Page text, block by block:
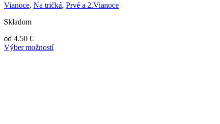
Vianoce, Na tričká, Prvé a 2.Vianoce
Skladom
od 4.50 €
Výber možností